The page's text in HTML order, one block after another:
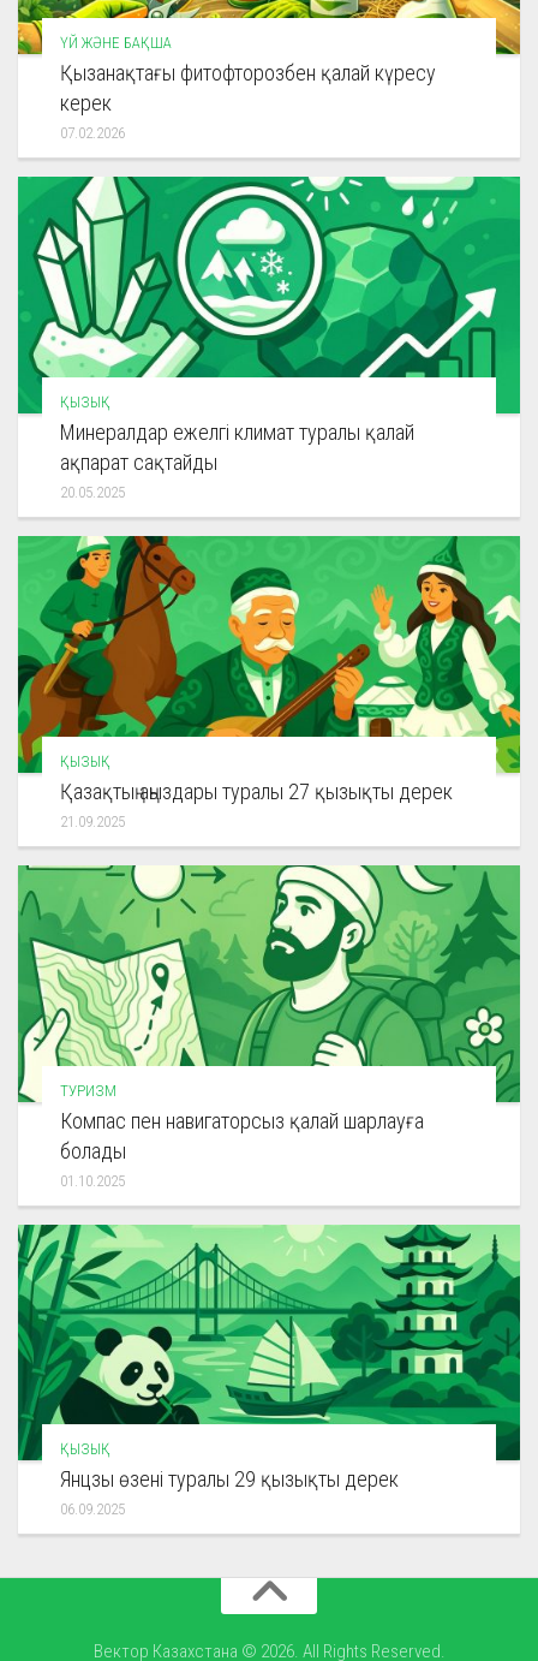
ҮЙ ЖӘНЕ БАҚША
Қызанақтағы фитофторозбен қалай күресу
керек
07.02.2026
ҚЫЗЫҚ
Минералдар ежелгі климат туралы қалай
ақпарат сақтайды
20.05.2025
ҚЫЗЫҚ
Қазақтың аңыздары туралы 27 қызықты дерек
21.09.2025
ТУРИЗМ
Компас пен навигаторсыз қалай шарлауға
болады
01.10.2025
ҚЫЗЫҚ
Янцзы өзені туралы 29 қызықты дерек
06.09.2025
Вектор Казахстана © 2026. All Rights Reserved.